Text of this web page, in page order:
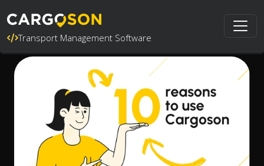
Transport Management Software